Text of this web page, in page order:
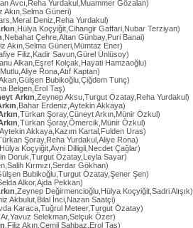
Avcı,Reha Yurdakul,Muammer Gözalan)
Akın,Selma Güneri)
Deniz,Reha Yurdakul)
,Hülya Koçyiğit,Cihangir Gaffari,Nubar Terziyan)
,Nebahat Çehre,Altan Günbay,Puri Banai)
Akın,Selma Güneri,Mümtaz Ener)
Filiz,Kadir Savun,Gürel Ünlüsoy)
Alkan,Eşref Kolçak,Hayati Hamzaoğlu)
Mutlu,Aliye Rona,Atıf Kaptan)
Akan,Gülşen Bubikoğlu,Çiğdem Tunç)
Belgen,Erol Taş)
Arkın ,Zeynep Aksu,Turgut Özatay,Reha Yurdakul)
,Bahar Erdeniz,Aytekin Akkaya)
,Türkan Şoray,Cüneyt Arkın,Münir Özkul)
,Türkan Şoray,Ömercik,Münir Özkul)
,Aytekin Akkaya,Kazım Kartal,Fulden Uras)
Şoray,Reha Yurdakul,Aliye Rona)
,Hülya Koçyiğit,Avni Dilligil,Necdet Çağlar)
Doruk,Turgut Özatay,Leyla Sayar)
Kırmızı,Serdar Gökhan)
Bubikoğlu,Turgut Özatay,Şener Şen)
Alkor,Ajda Pekkan)
,Zeynep Değirmencioğlu,Hülya Koçyiğit,Sadri Alışık)
Akbulut,Bilal İnci,Nazan Saatçi)
Karaca,Tuğrul Meteer,Turgut Özatay)
Ar,Yavuz Selekman,Selçuk Özer)
,Filiz Akın,Cemil Şahbaz,Erol Taş)